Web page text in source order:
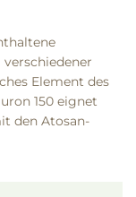
Element des
150 eignet
den Atosan-